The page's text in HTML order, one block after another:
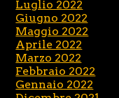
Luglio 2022
Giugno 2022
Maggio 2022
Aprile 2022
Marzo 2022
Febbraio 2022
Gennaio 2022